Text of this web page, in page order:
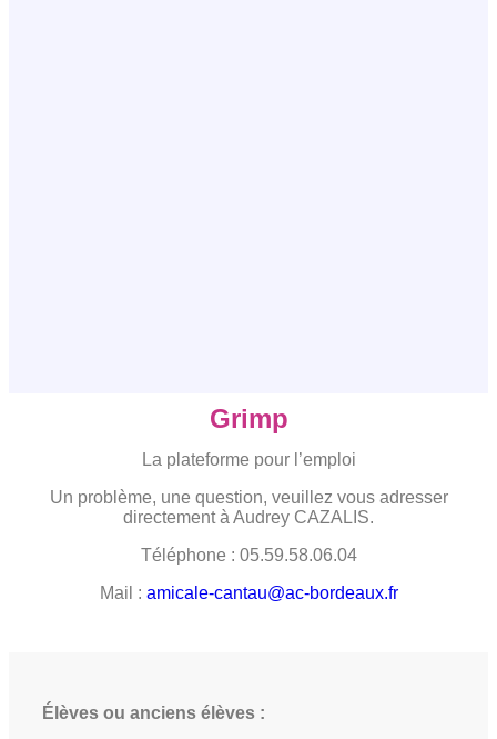
Grimp
La plateforme pour l’emploi
Un problème, une question, veuillez vous adresser
directement à Audrey CAZALIS.
Téléphone : 05.59.58.06.04
Mail : amicale-cantau@ac-bordeaux.fr
Élèves ou anciens élèves :